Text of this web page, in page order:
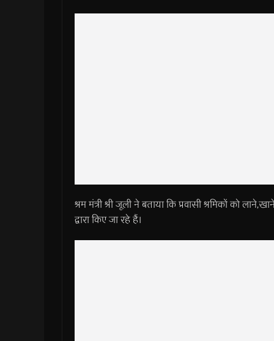
श्रम मंत्री श्री जूली ने बताया कि प्रवासी श्रमिकों को
द्वारा किए जा रहे हैं।